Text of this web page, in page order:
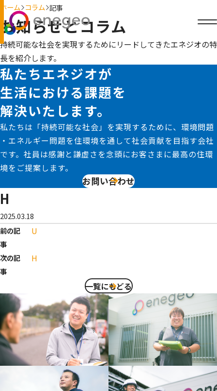
ホーム コラム 記事
お知らせとコラム
持続可能な社会を実現するためにリードしてきたエネジオの特
長を紹介します。
私たちエネジオが
生活における課題を
解決いたします。
私たちは「持続可能な社会」を実現するために、環境問題
・エネルギー問題を住環境を通して社会貢献を目指す会社
です。社員は感謝と謙虚さを念頭にお客さまに最高の住環
境をご提案します。
お問い合わせ
H
2025.03.18
前の記
事
U
次の記
事
H
一覧にもどる